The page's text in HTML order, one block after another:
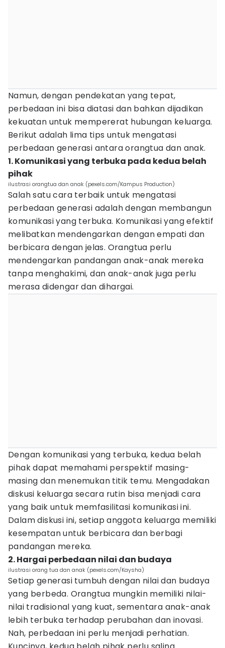
Namun, dengan pendekatan yang tepat,
perbedaan ini bisa diatasi dan bahkan dijadikan
kekuatan untuk mempererat hubungan keluarga.
Berikut adalah lima tips untuk mengatasi
perbedaan generasi antara orangtua dan anak.
1. Komunikasi yang terbuka pada kedua belah
pihak
ilustrasi orangtua dan anak (pexels.com/Kampus Production)
Salah satu cara terbaik untuk mengatasi
perbedaan generasi adalah dengan membangun
komunikasi yang terbuka. Komunikasi yang efektif
melibatkan mendengarkan dengan empati dan
berbicara dengan jelas. Orangtua perlu
mendengarkan pandangan anak-anak mereka
tanpa menghakimi, dan anak-anak juga perlu
merasa didengar dan dihargai.
Dengan komunikasi yang terbuka, kedua belah
pihak dapat memahami perspektif masing-
masing dan menemukan titik temu. Mengadakan
diskusi keluarga secara rutin bisa menjadi cara
yang baik untuk memfasilitasi komunikasi ini.
Dalam diskusi ini, setiap anggota keluarga memiliki
kesempatan untuk berbicara dan berbagi
pandangan mereka.
2. Hargai perbedaan nilai dan budaya
ilustrasi orang tua dan anak (pexels.com/Kaysha)
Setiap generasi tumbuh dengan nilai dan budaya
yang berbeda. Orangtua mungkin memiliki nilai-
nilai tradisional yang kuat, sementara anak-anak
lebih terbuka terhadap perubahan dan inovasi.
Nah, perbedaan ini perlu menjadi perhatian.